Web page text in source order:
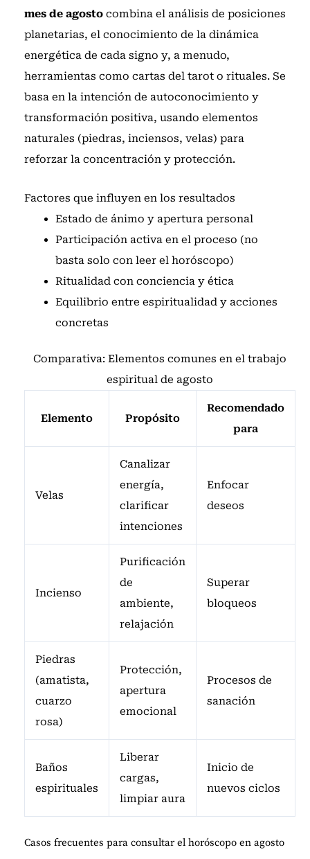
mes de agostocombina el análisis de posiciones
planetarias, el conocimiento de la dinámica
energética de cada signo y, a menudo,
herramientas como cartas del tarot o rituales. Se
basa en la intención de autoconocimiento y
transformación positiva, usando elementos
naturales (piedras, inciensos, velas) para
reforzar la concentración y protección.
Factores que influyen en los resultados
Estado de ánimo y apertura personal
Participación activa en el proceso (no
basta solo con leer el horóscopo)
Ritualidad con conciencia y ética
Equilibrio entre espiritualidad y acciones
concretas
Comparativa: Elementos comunes en el trabajo
espiritual de agosto
Elemento Propósito
Recomendado
para
Velas
Canalizar
energía,
clarificar
intenciones
Enfocar
deseos
Incienso
Purificación
de
ambiente,
relajación
Superar
bloqueos
Piedras
(amatista,
cuarzo
rosa)
Protección,
apertura
emocional
Procesos de
sanación
Baños
espirituales
Liberar
cargas,
limpiar aura
Inicio de
nuevos ciclos
Casos frecuentes para consultar el horóscopo en agosto